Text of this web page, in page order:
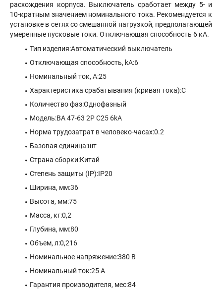
расхождения корпуса. Выключатель сработает между 5- и
10-кратным значением номинального тока. Рекомендуется к
установке в сетях со смешанной нагрузкой, предполагающей
умеренные пусковые токи. Отключающая способность 6 кА.
Тип изделия:Автоматический выключатель
Отключающая способность, kA:6
Номинальный ток, А:25
Характеристика срабатывания (кривая тока):C
Количество фаз:Однофазный
Модель:ВА 47-63 2P C25 6kA
Норма трудозатрат в человеко-часах:0.2
Базовая единица:шт
Страна сборки:Китай
Степень защиты (IP):IP20
Ширина, мм:36
Высота, мм:75
Масса, кг:0,2
Глубина, мм:80
Объем, л:0,216
Номинальное напряжение:380 В
Номинальный ток:25 A
Гарантия производителя, мес:84